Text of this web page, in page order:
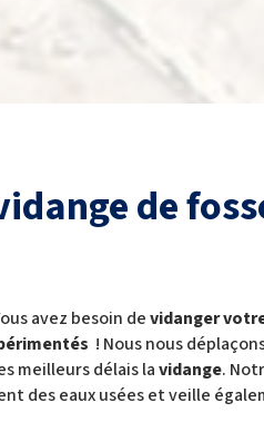
de
avez besoin devidanger
! Nous nous
meilleurs délais lavidange.
des eaux usées et veille